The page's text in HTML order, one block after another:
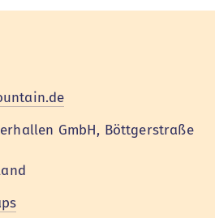
GmbH, Böttgerstraße